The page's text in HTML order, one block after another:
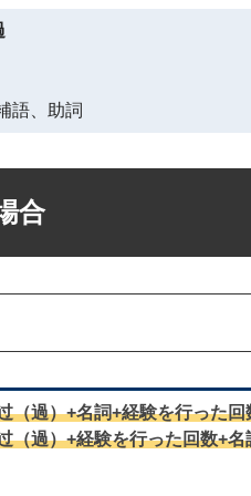
語、助詞
合
（過）+名詞+経験を行った回
（過）+経験を行った回数+名